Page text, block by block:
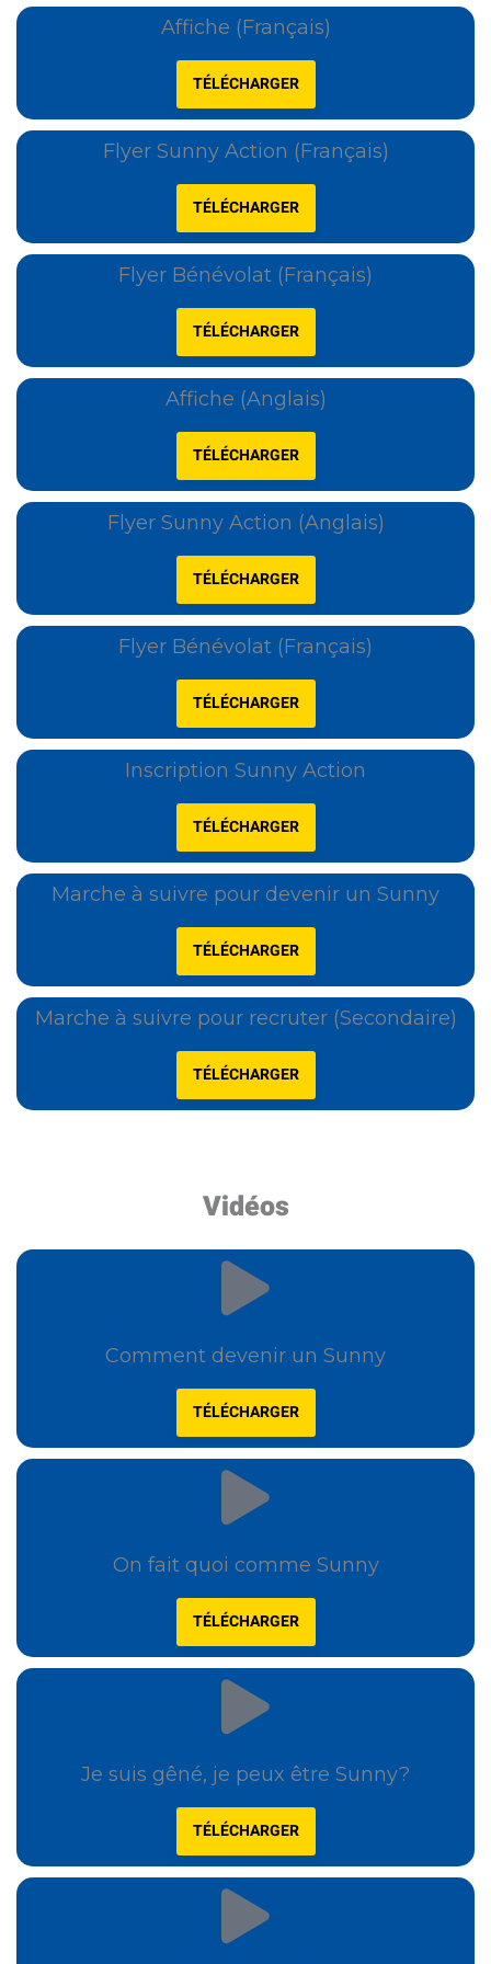
Affiche (Français)
TÉLÉCHARGER
Flyer Sunny Action (Français)
TÉLÉCHARGER
Flyer Bénévolat (Français)
TÉLÉCHARGER
Affiche (Anglais)
TÉLÉCHARGER
Flyer Sunny Action (Anglais)
TÉLÉCHARGER
Flyer Bénévolat (Français)
TÉLÉCHARGER
Inscription Sunny Action
TÉLÉCHARGER
Marche à suivre pour devenir un Sunny
TÉLÉCHARGER
Marche à suivre pour recruter (Secondaire)
TÉLÉCHARGER
Vidéos
Comment devenir un Sunny
TÉLÉCHARGER
On fait quoi comme Sunny
TÉLÉCHARGER
Je suis gêné, je peux être Sunny?
TÉLÉCHARGER